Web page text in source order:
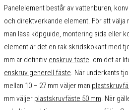
Panelelement består av vattenburen,
och direktverkande element. För att
man läsa köpguide, montering sida eller
element är det en rak skridskokant med
mm är definitiv enskruv fäste . om det är
enskruv generell fäste . När underkants
mellan 10 – 27 mm väljer man
mm väljer plastskruvfäste 50 mm . När